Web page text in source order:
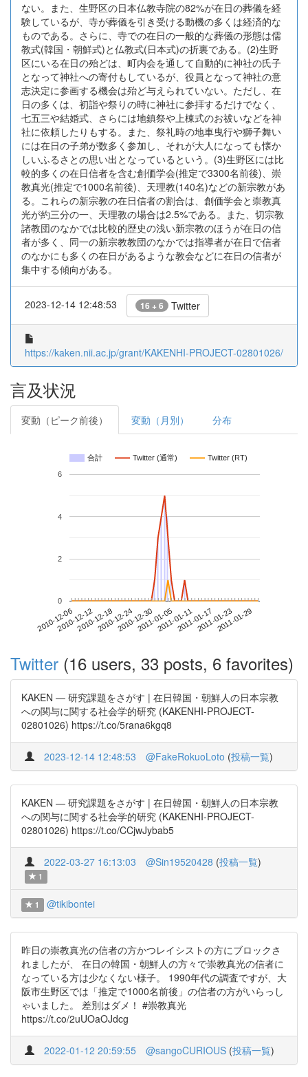
ない。また、生野区の日本仏教寺院の82%が在日の葬儀を経
験しているが、寺が葬儀を引き受ける動機の多くは経済的な
ものである。さらに、寺での在日の一般的な葬儀の形態は儒
教式(韓国・朝鮮式)と仏教式(日本式)の折裏である。(2)生野
区にいる在日の殆どは、町内会を通して自動的に神社の氏子
となって神社への寄付もしているが、役員となって神社の意
志決定に参画する機会は殆ど与えられていない。ただし、在
日の多くは、初詣や祭りの時に神社に参拝するだけでなく、
七五三や結婚式、さらには地鎮祭や上棟式のお祓いなどを神
社に依頼したりもする。また、祭礼時の地車曳行や獅子舞い
には在日の子弟が数多く参加し、それが大人になっても懐か
しいふるさとの思い出となっているという。(3)生野区には比
較的多くの在日信者を含む創価学会(推定で3300名前後)、崇
教真光(推定で1000名前後)、天理教(140名)などの新宗教があ
る。これらの新宗教の在日信者の割合は、創価学会と崇教真
光が約三分の一、天理教の場合は2.5%である。また、切宗教
諸教団のなかでは比較的歴史の浅い新宗教のほうが在日の信
者が多く、同一の新宗教教団のなかでは指導者が在日で信者
のなかにも多くの在日があるような教会などに在日の信者が
集中する傾向がある。
2023-12-14 12:48:53 16 + 6 Twitter
https://kaken.nii.ac.jp/grant/KAKENHI-PROJECT-02801026/
言及状況
変動（ピーク前後） 変動（月別） 分布
合計 Twitter (通常) Twitter (RT)
2010-12-062010-12-122010-12-182010-12-242010-12-302011-01-052011-01-112011-01-172011-01-232011-01-29
0
2
4
6
Twitter (16 users, 33 posts, 6 favorites)
KAKEN — 研究課題をさがす | 在日韓国・朝鮮人の日本宗教
への関与に関する社会学的研究 (KAKENHI-PROJECT-
02801026) https://t.co/5rana6kgq8
2023-12-14 12:48:53 @FakeRokuoLoto (投稿一覧)
KAKEN — 研究課題をさがす | 在日韓国・朝鮮人の日本宗教
への関与に関する社会学的研究 (KAKENHI-PROJECT-
02801026) https://t.co/CCjwJybab5
2022-03-27 16:13:03 @Sin19520428 (投稿一覧)
1
1 @tikibontei
昨日の崇教真光の信者の方かつレイシストの方にブロックさ
れましたが、 在日の韓国・朝鮮人の方々で崇教真光の信者に
なっている方は少なくない様子。 1990年代の調査ですが、大
阪市生野区では「推定で1000名前後」の信者の方がいらっし
ゃいました。 差別はダメ！ #崇教真光
https://t.co/2uUOaOJdcg
2022-01-12 20:59:55 @sangoCURIOUS (投稿一覧)